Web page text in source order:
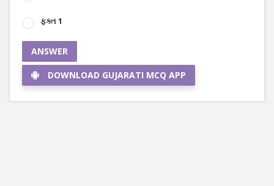
ફક્ત 1
ANSWER
DOWNLOAD GUJARATI MCQ APP